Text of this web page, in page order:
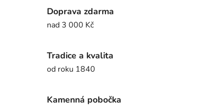
Doprava zdarma
nad 3 000 Kč
Tradice a kvalita
od roku 1840
Kamenná pobočka